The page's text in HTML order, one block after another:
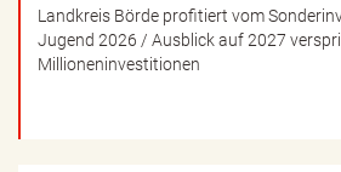
Landkreis Börde profitiert vom
Jugend 2026 / Ausblick auf 2027
Millioneninvestitionen